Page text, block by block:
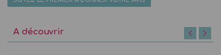
A découvrir